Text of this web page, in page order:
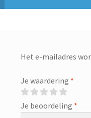
Het e-mailadres
Je waardering *
Je beoordeling *